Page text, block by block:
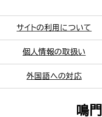
サイトの利用について
個人情報の取扱い
外国語への対応
鳴